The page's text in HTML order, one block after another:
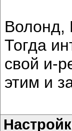
Волонд,
Тогда
свой и-
этим и